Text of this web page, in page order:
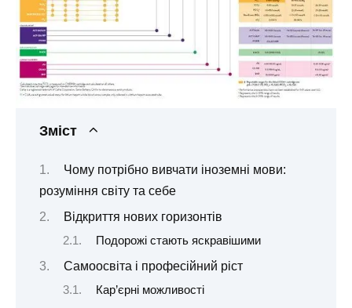
Зміст
Чому потрібно вивчати іноземні мови:
розуміння світу та себе
Відкриття нових горизонтів
Подорожі стають яскравішими
Самоосвіта і професійний ріст
Кар’єрні можливості